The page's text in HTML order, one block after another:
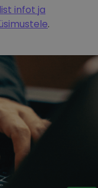
infot ja
.